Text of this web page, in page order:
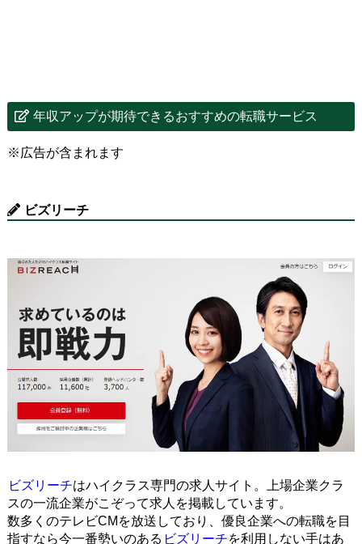
年収アップが期待できるおすすめの転職サービス
※広告が含まれます
ビズリーチ
ビズリーチはハイクラス専門の求人サイト。上場企業クラ
スの一流企業がこぞって求人を掲載しています。
数多くのテレビCMを放送しており、優良企業への転職を目
指すなら今一番勢いのある ビズリーチを利用しない手はあ